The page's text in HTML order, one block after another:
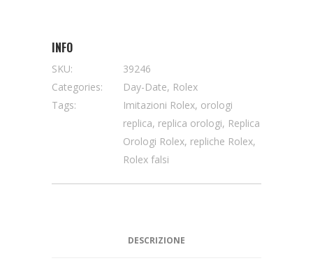
INFO
SKU:
39246
Categories:
Day-Date, Rolex
Tags:
Imitazioni Rolex, orologi
replica, replica orologi, Replica
Orologi Rolex, repliche Rolex,
Rolex falsi
DESCRIZIONE